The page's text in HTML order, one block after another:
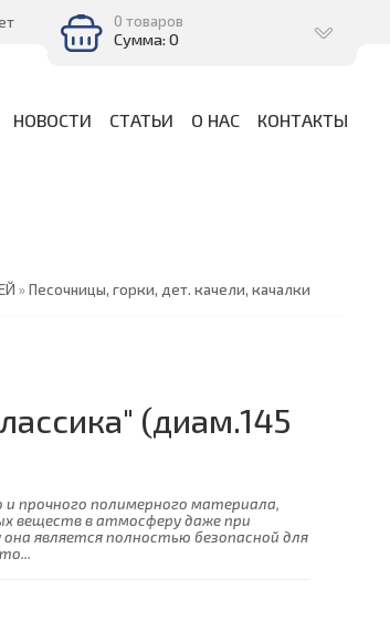
0 товаров
Сумма: 0
НОВОСТИ СТАТЬИ О НАС КОНТАКТЫ
»Песочницы, горки, дет. качели, качалки
(диам.145
и прочного полимерного материала,
веществ в атмосферу даже при
является полностью безопасной для